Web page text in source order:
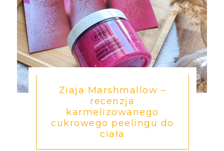
Ziaja Marshmallow –
recenzja
karmelizowanego
cukrowego peelingu do
ciała